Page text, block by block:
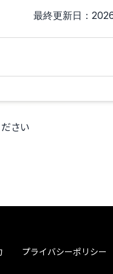
最終更新日：
さい
プライバシーポリシー